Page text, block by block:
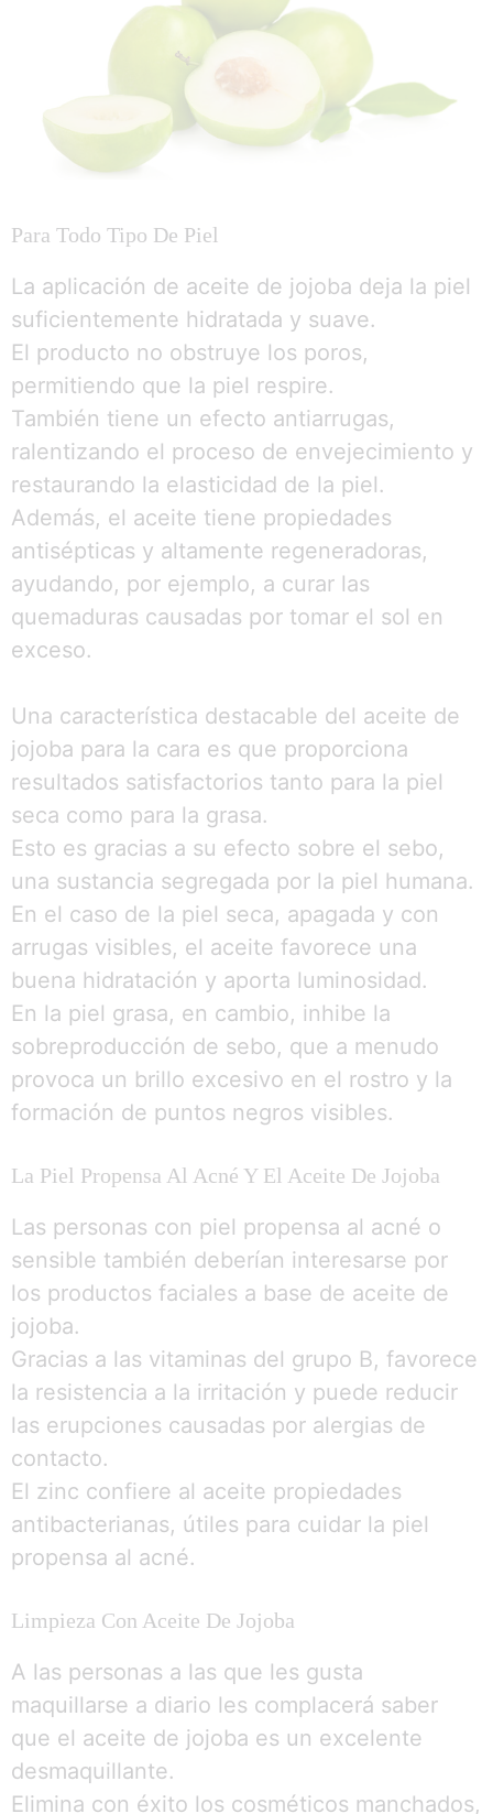
Para Todo Tipo De Piel
La aplicación de aceite de jojoba deja la piel
suficientemente hidratada y suave.
El producto no obstruye los poros,
permitiendo que la piel respire.
También tiene un efecto antiarrugas,
ralentizando el proceso de envejecimiento y
restaurando la elasticidad de la piel.
Además, el aceite tiene propiedades
antisépticas y altamente regeneradoras,
ayudando, por ejemplo, a curar las
quemaduras causadas por tomar el sol en
exceso.
Una característica destacable del aceite de
jojoba para la cara es que proporciona
resultados satisfactorios tanto para la piel
seca como para la grasa.
Esto es gracias a su efecto sobre el sebo,
una sustancia segregada por la piel humana.
En el caso de la piel seca, apagada y con
arrugas visibles, el aceite favorece una
buena hidratación y aporta luminosidad.
En la piel grasa, en cambio, inhibe la
sobreproducción de sebo, que a menudo
provoca un brillo excesivo en el rostro y la
formación de puntos negros visibles.
La Piel Propensa Al Acné Y El Aceite De Jojoba
Las personas con piel propensa al acné o
sensible también deberían interesarse por
los productos faciales a base de aceite de
jojoba.
Gracias a las vitaminas del grupo B, favorece
la resistencia a la irritación y puede reducir
las erupciones causadas por alergias de
contacto.
El zinc confiere al aceite propiedades
antibacterianas, útiles para cuidar la piel
propensa al acné.
Limpieza Con Aceite De Jojoba
A las personas a las que les gusta
maquillarse a diario les complacerá saber
que el aceite de jojoba es un excelente
desmaquillante.
Elimina con éxito los cosméticos manchados,